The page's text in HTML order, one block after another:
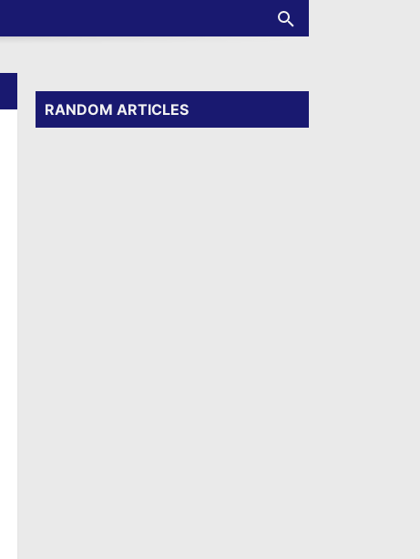
RANDOM ARTICLES